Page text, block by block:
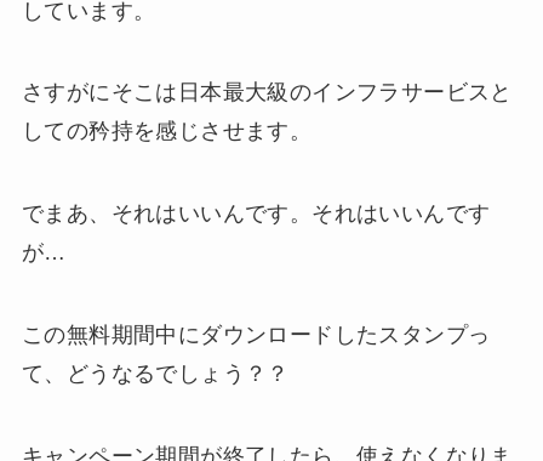
しています。
さすがにそこは日本最大級のインフラサービスと
しての矜持を感じさせます。
でまあ、それはいいんです。それはいいんです
が…
この無料期間中にダウンロードしたスタンプっ
て、どうなるでしょう？？
キャンペーン期間が終了したら、使えなくなりま